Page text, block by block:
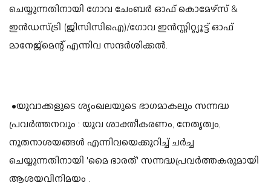
ചെയ്യുന്നതിനായി ഗോവ ചേംബർ ഓഫ് കൊമേഴ്‌സ് &
ഇൻഡസ്ട്രി (ജിസിസിഐ)/ഗോവ ഇൻസ്റ്റിറ്റ്യൂട്ട് ഓഫ്
മാനേജ്‌മെന്റ് എന്നിവ സന്ദർശിക്കൽ.
•യുവാക്കളുടെ ശൃംഖലയുടെ ഭാഗമാകലും സന്നദ്ധ
പ്രവർത്തനവും : യുവ ശാക്തീകരണം, നേതൃത്വം,
നൂതനാശയങ്ങൾ എന്നിവയെക്കുറിച്ച് ചർച്ച
ചെയ്യുന്നതിനായി 'മൈ ഭാരത്' സന്നദ്ധപ്രവർത്തകരുമായി
ആശയവിനിമയം .